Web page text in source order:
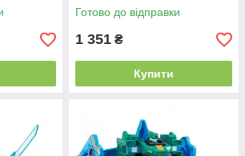
Готово до відправки
1 351 ₴
Купити